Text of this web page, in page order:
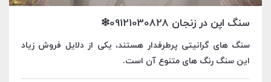
سنگ اپن در زنجان 09121030828❇
سنگ های گرانیتی پرطرفدار هستند، یکی از دلایل فروش زیاد
این سنگ رنگ های متنوع آن است.